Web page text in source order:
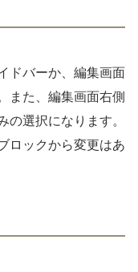
ドバーか、編集画面
また、編集画面右側
選択になります。
ロックから変更はあ